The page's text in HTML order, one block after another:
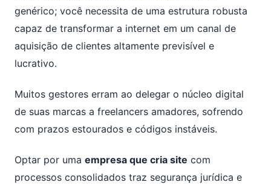
genérico; você necessita de uma estrutura robusta
capaz de transformar a internet em um canal de
aquisição de clientes altamente previsível e
lucrativo.
Muitos gestores erram ao delegar o núcleo digital
de suas marcas a freelancers amadores, sofrendo
com prazos estourados e códigos instáveis.
Optar por uma empresa que cria site com
processos consolidados traz segurança jurídica e